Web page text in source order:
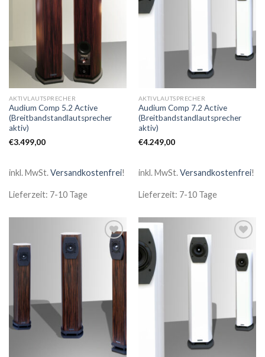
AKTIVLAUTSPRECHER
Audium Comp 5.2 Active
(Breitbandstandlautsprecher
aktiv)
€3.499,00
inkl. MwSt.Versandkostenfrei!
Lieferzeit: 7-10 Tage
AKTIVLAUTSPRECHER
Audium Comp 7.2 Active
(Breitbandstandlautsprecher
aktiv)
€4.249,00
inkl. MwSt.Versandkostenfrei!
Lieferzeit: 7-10 Tage
Wunschliste
Wunschliste